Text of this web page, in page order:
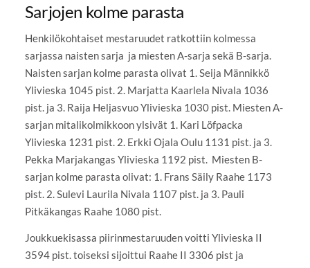
Sarjojen kolme parasta
Henkilökohtaiset mestaruudet ratkottiin kolmessa
sarjassa naisten sarja ja miesten A-sarja sekä B-sarja.
Naisten sarjan kolme parasta olivat 1. Seija Männikkö
Ylivieska 1045 pist. 2. Marjatta Kaarlela Nivala 1036
pist. ja 3. Raija Heljasvuo Ylivieska 1030 pist. Miesten A-
sarjan mitalikolmikkoon ylsivät 1. Kari Löfpacka
Ylivieska 1231 pist. 2. Erkki Ojala Oulu 1131 pist. ja 3.
Pekka Marjakangas Ylivieska 1192 pist. Miesten B-
sarjan kolme parasta olivat: 1. Frans Säily Raahe 1173
pist. 2. Sulevi Laurila Nivala 1107 pist. ja 3. Pauli
Pitkäkangas Raahe 1080 pist.
Joukkuekisassa piirinmestaruuden voitti Ylivieska II
3594 pist. toiseksi sijoittui Raahe II 3306 pist ja